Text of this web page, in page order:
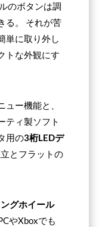
のボタンは調
る。 それが苦
単に取り外し
トな外観にす
ー機能と、
ティ製ソフト
用の3桁LEDデ
とフラットの
グホイール
やXboxでも